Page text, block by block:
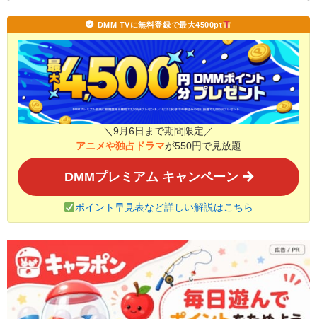
DMM TVに無料登録で最大4500pt
＼9月6日まで期間限定／
アニメや独占ドラマが550円で見放題
DMMプレミアム キャンペーン
ポイント早見表など詳しい解説はこちら